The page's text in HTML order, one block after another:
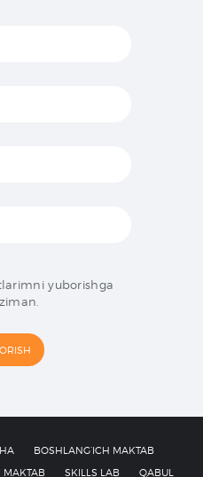
yuborishga
BOSHLANG’ICH MAKTAB
MAKTAB SKILLS LAB QABUL